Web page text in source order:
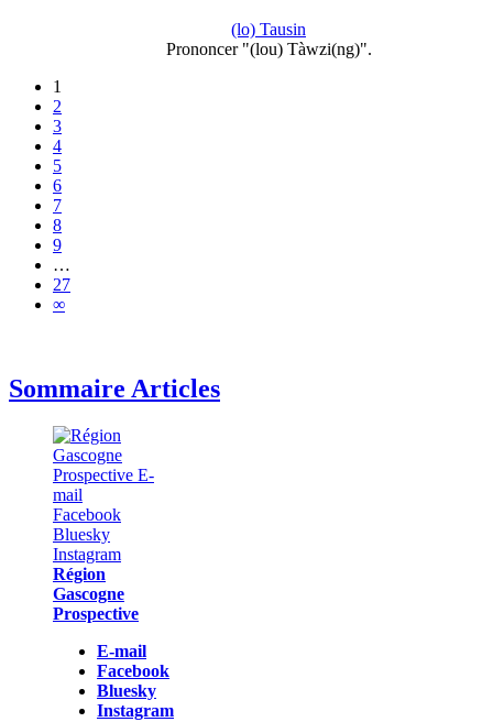
(lo) Tausin
Prononcer "(lou) Tàwzi(ng)".
1
2
3
4
5
6
7
8
9
…
27
∞
Sommaire Articles
Région
Gascogne
Prospective
E-mail
Facebook
Bluesky
Instagram